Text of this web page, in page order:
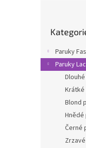
a
n
kategorie
Paruky
Paruky
Blond
Černé